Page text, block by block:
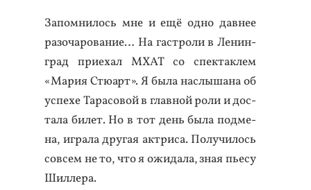
За­пом­ни­лось мне и ещё од­но дав­нее
ра­зоча­рова­ние… На гас­тро­ли в Ле­нин­
град при­ехал МХАТ со спек­таклем
«Ма­рия Стю­арт». Я бы­ла нас­лы­шана об
ус­пе­хе Та­расо­вой в глав­ной ро­ли и дос­
та­ла би­лет. Но в тот день бы­ла под­ме­
на, иг­ра­ла дру­гая ак­три­са. По­лучи­лось
сов­сем не то, что я ожи­дала, зная пь­есу
Шил­ле­ра.